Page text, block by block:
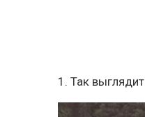
1. Так